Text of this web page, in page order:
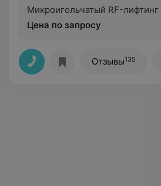
Микроигольчатый RF-лифтинг
Цена по запросу
Отзывы135